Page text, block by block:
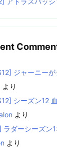
ジャーニー
より
シーズン12
より
ラダーシーズ
より